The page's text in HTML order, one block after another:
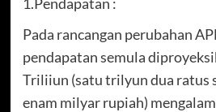
Pada rancangan perubahan
pendapatan semula
Triliiun (satu trilyun dua ratus
enam milyar rupiah)